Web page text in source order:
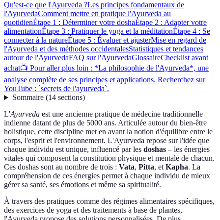
Qu'est-ce que l'Ayurveda ?Les principes fondamentaux de
l'AyurvedaComment mettre en pratique l'Ayurveda au
quotidienÉtape 1 : Déterminer votre doshaÉtape 2 : Adapter votre
alimentationÉtape 3 : Pratiquer le yoga et la méditationÉtape 4 : Se
connecter à la natureÉtape 5 : Évaluer et ajusterMise en regard de
l'Ayurveda et des méthodes occidentalesStatistiques et tendances
autour de l'AyurvedaFAQ sur l'AyurvedaGlossaireChecklist avant
achat📺 Pour aller plus loin : *La philosophie de l'Ayurveda*, une
analyse complète de ses principes et applications. Recherchez sur
YouTube : `secrets de l'ayurveda`.
Sommaire(14 sections)
L'Ayurveda est une ancienne pratique de médecine traditionnelle
indienne datant de plus de 5000 ans. Articulée autour du bien-être
holistique, cette discipline met en avant la notion d'équilibre entre le
corps, l'esprit et l'environnement. L'Ayurveda repose sur l'idée que
chaque individu est unique, influencé par les doshas – les énergies
vitales qui composent la constitution physique et mentale de chacun.
Ces doshas sont au nombre de trois : Vata, Pitta, etKapha. La
compréhension de ces énergies permet à chaque individu de mieux
gérer sa santé, ses émotions et même sa spiritualité.
À travers des pratiques comme des régimes alimentaires spécifiques,
des exercices de yoga et des traitements à base de plantes,